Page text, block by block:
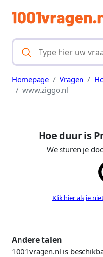
Homepage Vragen
www.ziggo.nl
Hoe duur is
We sturen je
Klik hier als je
Andere talen
1001vragen.nl is